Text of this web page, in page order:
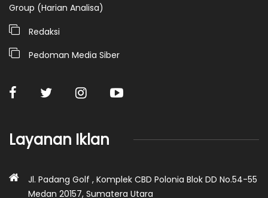
Group (Harian Analisa)
Redaksi
Pedoman Media Siber
Layanan Iklan
Jl. Padang Golf , Komplek CBD Polonia Blok DD No.54-55
Medan 20157, Sumatera Utara